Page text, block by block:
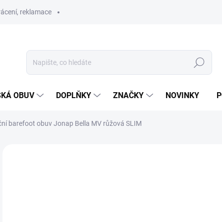
reklamace
Hledat
OBUV DOPLŇKY ZNAČKY NOVINKY
barefoot obuv Jonap Bella MV růžová SLIM